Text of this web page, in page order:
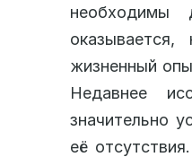
необходимы
жизненный
Недавнее
значительно
её